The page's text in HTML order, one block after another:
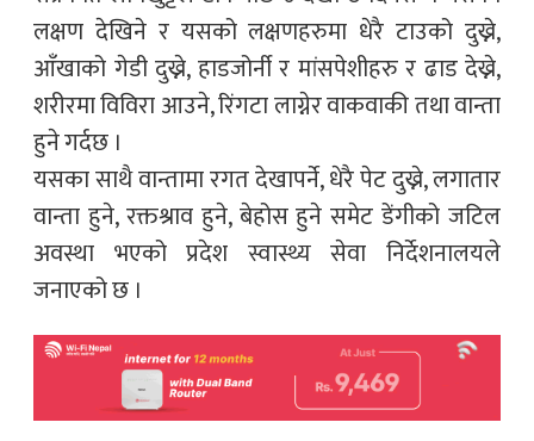
लक्षण देखिने र यसको लक्षणहरुमा धेरै टाउको दुख्ने,
आँखाको गेडी दुख्ने, हाडजोर्नी र मांसपेशीहरु र ढाड देख्ने,
शरीरमा विविरा आउने, रिंगटा लाग्नेर वाकवाकी तथा वान्ता
हुने गर्दछ ।
यसका साथै वान्तामा रगत देखापर्ने, धेरै पेट दुख्ने, लगातार
वान्ता हुने, रक्तश्राव हुने, बेहोस हुने समेट डेंगीको जटिल
अवस्था भएको प्रदेश स्वास्थ्य सेवा निर्देशनालयले
जनाएको छ ।